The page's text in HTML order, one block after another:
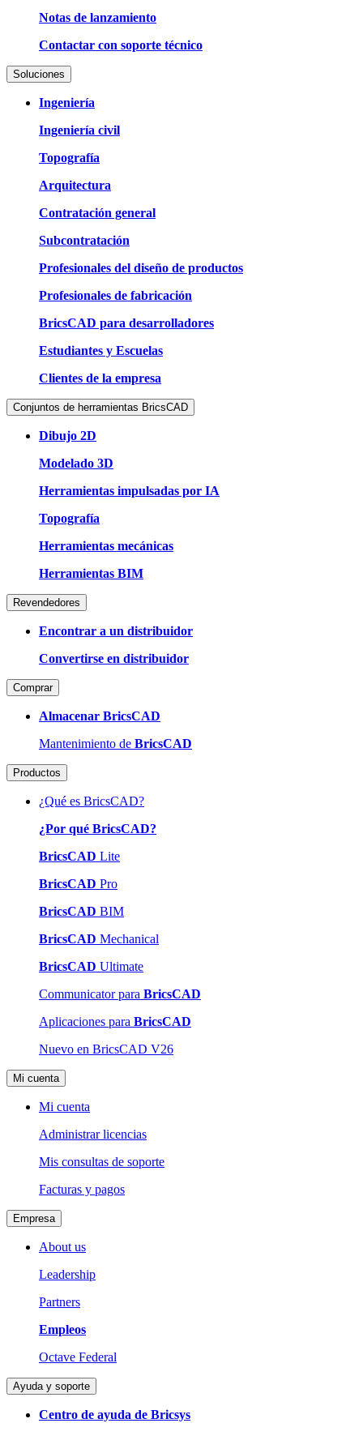
Notas de lanzamiento
Contactar con soporte técnico
Soluciones
Ingeniería
Ingeniería civil
Topografía
Arquitectura
Contratación general
Subcontratación
Profesionales del diseño de productos
Profesionales de fabricación
BricsCAD para desarrolladores
Estudiantes y Escuelas
Clientes de la empresa
Conjuntos de herramientas BricsCAD
Dibujo 2D
Modelado 3D
Herramientas impulsadas por IA
Topografía
Herramientas mecánicas
Herramientas BIM
Revendedores
Encontrar a un distribuidor
Convertirse en distribuidor
Comprar
Almacenar BricsCAD
Mantenimiento de BricsCAD
Productos
¿Qué es BricsCAD?
¿Por qué BricsCAD?
BricsCAD Lite
BricsCAD Pro
BricsCAD BIM
BricsCAD Mechanical
BricsCAD Ultimate
Communicator para BricsCAD
Aplicaciones para BricsCAD
Nuevo en BricsCAD V26
Mi cuenta
Mi cuenta
Administrar licencias
Mis consultas de soporte
Facturas y pagos
Empresa
About us
Leadership
Partners
Empleos
Octave Federal
Ayuda y soporte
Centro de ayuda de Bricsys